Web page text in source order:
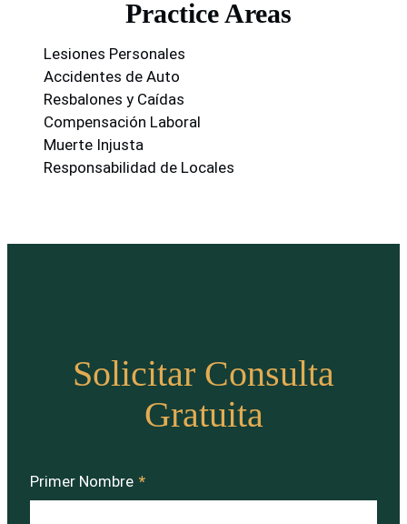
Practice Areas
Lesiones Personales
Accidentes de Auto
Resbalones y Caídas
Compensación Laboral
Muerte Injusta
Responsabilidad de Locales
Solicitar Consulta
Gratuita
Primer Nombre *